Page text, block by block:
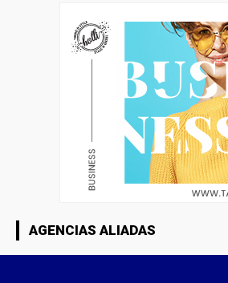
AGENCIAS ALIADAS